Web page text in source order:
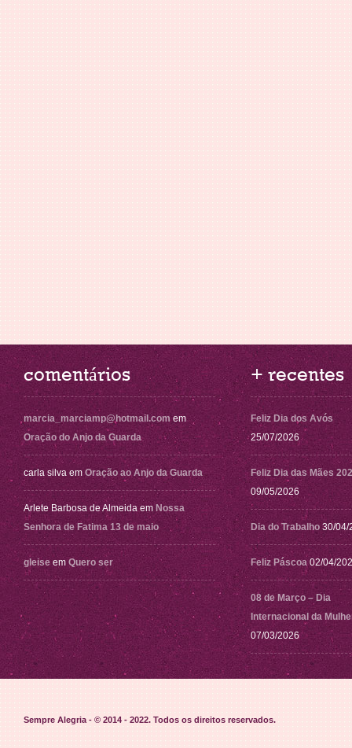
comentários
marcia_marciamp@hotmail.com em
Oração do Anjo da Guarda
carla silva em Oração ao Anjo da Guarda
Arlete Barbosa de Almeida em Nossa
Senhora de Fatima 13 de maio
gleise em Quero ser
+ recentes
Feliz Dia dos Avós
25/07/2026
Feliz Dia das Mães
09/05/2026
Dia do Trabalho 30/04/
Feliz Páscoa 02/04/
08 de Março – Dia
Internacional da
07/03/2026
Sempre Alegria - © 2014 - 2022. Todos os direitos reservados.